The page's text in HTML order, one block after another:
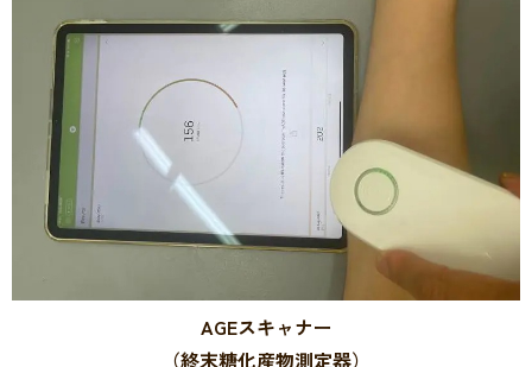
AGEスキャナー
（終末糖化産物測定器）